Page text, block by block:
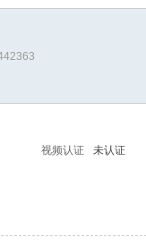
视频认证 未认证